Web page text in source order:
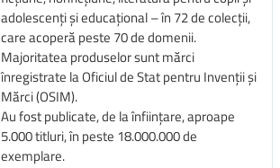
adolescenți și educațional – în 72 de colecții,
care acoperă peste 70 de domenii.
Majoritatea produselor sunt mărci
înregistrate la Oficiul de Stat pentru Invenții și
Mărci (OSIM).
Au fost publicate, de la înființare, aproape
5.000 titluri, în peste 18.000.000 de
exemplare.